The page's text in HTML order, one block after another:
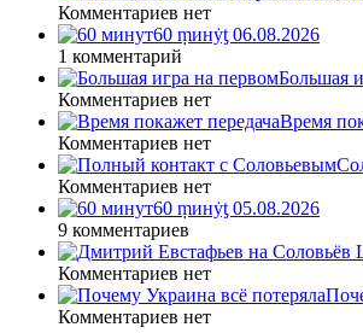
Комментариев нет
60 ṃинẏƫ 06.08.2026
1 комментарий
Большая
Комментариев нет
Время
Комментариев нет
Комментариев нет
60 ṃинẏƫ 05.08.2026
9 комментариев
Комментариев нет
Комментариев нет